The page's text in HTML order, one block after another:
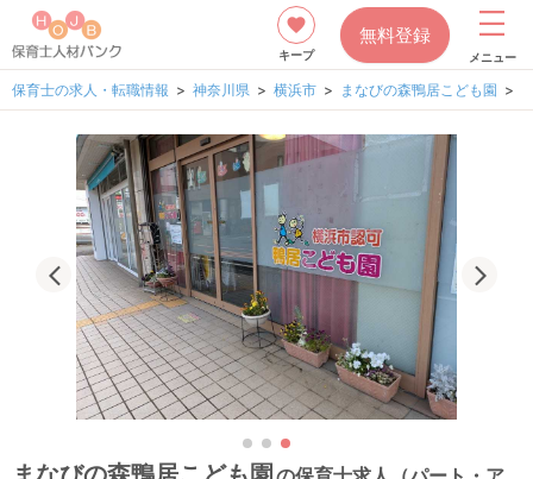
キープ
無料登録
メニュー
保育士の求人・転職情報 神奈川県 横浜市 まなびの森鴨居こども園